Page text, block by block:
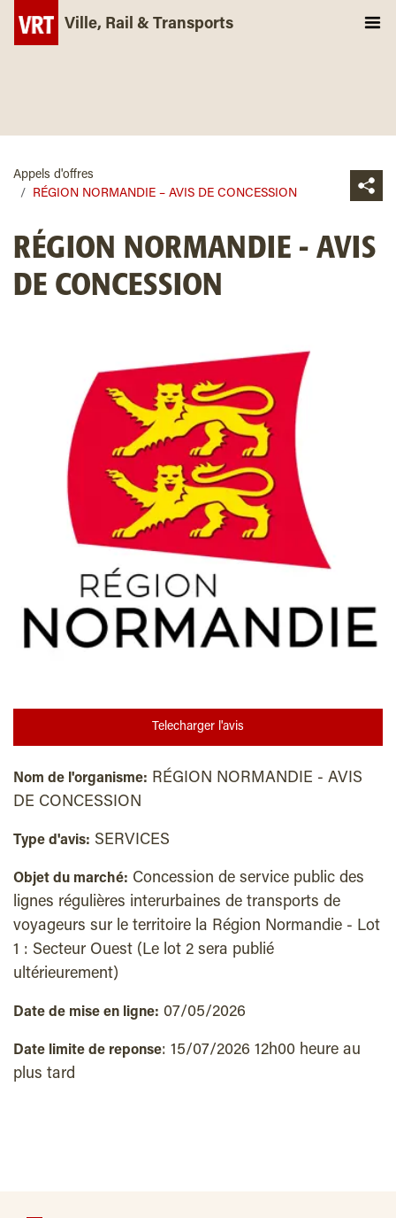
Ville, Rail & Transports
Appels d'offres
RÉGION NORMANDIE – AVIS DE CONCESSION
RÉGION NORMANDIE - AVIS
DE CONCESSION
Telecharger l'avis
Nom de l'organisme: RÉGION NORMANDIE - AVIS
DE CONCESSION
Type d'avis: SERVICES
Objet du marché: Concession de service public des
lignes régulières interurbaines de transports de
voyageurs sur le territoire la Région Normandie - Lot
1 : Secteur Ouest (Le lot 2 sera publié
ultérieurement)
Date de mise en ligne: 07/05/2026
Date limite de reponse: 15/07/2026 12h00 heure au
plus tard